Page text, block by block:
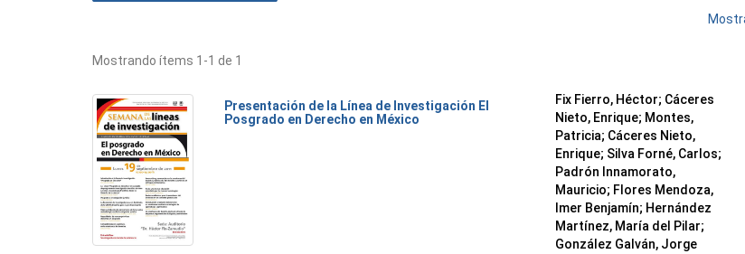
Mostrando ítems 1-1 de 1
Presentación de la Línea de Investigación El
Posgrado en Derecho en México
Fix Fierro, Héctor; Cáceres
Nieto, Enrique; Montes,
Patricia; Cáceres Nieto,
Enrique; Silva Forné, Carlos;
Padrón Innamorato,
Mauricio; Flores Mendoza,
Imer Benjamín; Hernández
Martínez, María del Pilar;
González Galván, Jorge